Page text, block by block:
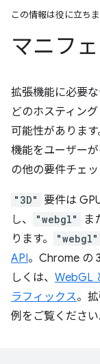
この情報は役に立ち
マニフ
拡張機能に必要
どのホスティン
可能性がありま
機能をユーザー
の他の要件チェッ
"3D"
要件は
し、
"webgl" ま
ります。
"webgl"
API。Chrome の
しくは、 WebGL
ラフィックス。
例をご覧ください